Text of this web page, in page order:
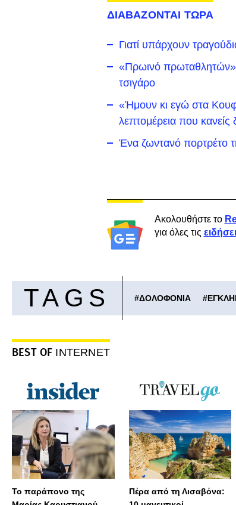
ΔΙΑΒΑΖΟΝΤΑΙ ΤΩΡΑ
Γιατί υπάρχουν
«Πρωινό πρωταθλητών»:
τσιγάρο
«Ήμουν κι εγώ στα
λεπτομέρεια που κανείς
Ένα ζωντανό πορτρέτο
Ακολουθήστε το
για όλες τις
TAGS #ΔΟΛΟΦΟΝΙΑ #
BEST OF INTERNET
Το παράπονο της
Πέρα από τη Λισαβόνα: